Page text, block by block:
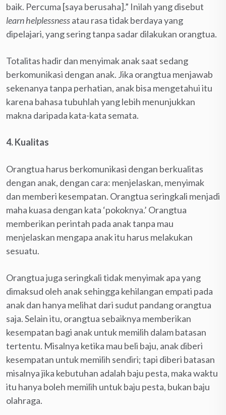
baik. Percuma [saya berusaha].” Inilah yang disebut
learn helplessnessatau rasa tidak berdaya yang
dipelajari, yang sering tanpa sadar dilakukan orangtua.
Totalitas hadir dan menyimak anak saat sedang
berkomunikasi dengan anak. Jika orangtua menjawab
sekenanya tanpa perhatian, anak bisa mengetahui itu
karena bahasa tubuhlah yang lebih menunjukkan
makna daripada kata-kata semata.
4. Kualitas
Orangtua harus berkomunikasi dengan berkualitas
dengan anak, dengan cara: menjelaskan, menyimak
dan memberi kesempatan. Orangtua seringkali menjadi
maha kuasa dengan kata ‘pokoknya.’ Orangtua
memberikan perintah pada anak tanpa mau
menjelaskan mengapa anak itu harus melakukan
sesuatu.
Orangtua juga seringkali tidak menyimak apa yang
dimaksud oleh anak sehingga kehilangan empati pada
anak dan hanya melihat dari sudut pandang orangtua
saja. Selain itu, orangtua sebaiknya memberikan
kesempatan bagi anak untuk memilih dalam batasan
tertentu. Misalnya ketika mau beli baju, anak diberi
kesempatan untuk memilih sendiri; tapi diberi batasan
misalnya jika kebutuhan adalah baju pesta, maka waktu
itu hanya boleh memilih untuk baju pesta, bukan baju
olahraga.